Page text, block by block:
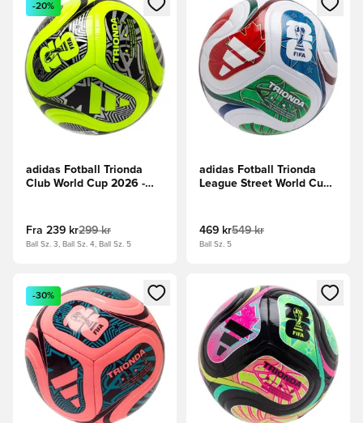
-20%
adidas Fotball Trionda
Club World Cup 2026 -
Fra 239 kr299 kr
Ball Sz. 3, Ball Sz. 4, Ball Sz. 5
adidas Fotball Trionda
League Street World Cup
469 kr549 kr
Ball Sz. 5
Åpner en Modal for å logge inn eller registrere deg som
-30%
Åpner en Modal for å logge